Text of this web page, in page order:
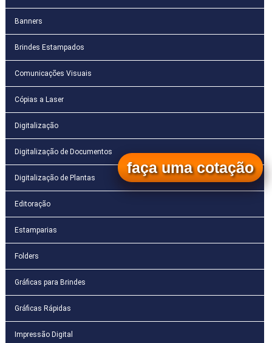
Banners
Brindes Estampados
Comunicações Visuais
Cópias a Laser
Digitalização
Digitalização de Documentos
Digitalização de Plantas
Editoração
Estamparias
Folders
Gráficas para Brindes
Gráficas Rápidas
Impressão Digital
faça uma cotação